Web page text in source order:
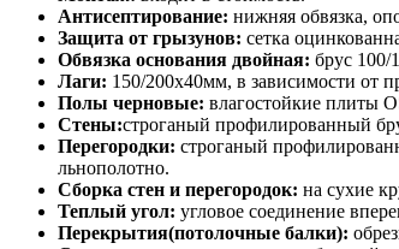
Антисептирование: нижняя обвязка,
Защита от грызунов: сетка
Обвязка основания двойная: брус 100/
Лаги: 150/200х40мм, в зависимости от
Полы черновые: влагостойкие плиты
Стены:строганый профилированный
Перегородки: строганый
льнополотно.
Сборка стен и перегородок: на сухие
Теплый угол: угловое соединение
Перекрытия(потолочные балки):